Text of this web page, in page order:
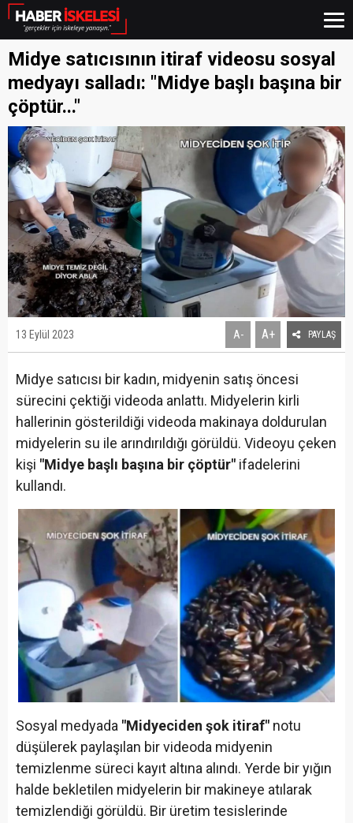
Midye satıcısının itiraf videosu sosyal
medyayı salladı: "Midye başlı başına bir
çöptür..."
13 Eylül 2023 A- A+ PAYLAŞ
Midye satıcısı bir kadın, midyenin satış öncesi
sürecini çektiği videoda anlattı. Midyelerin kirli
hallerinin gösterildiği videoda makinaya doldurulan
midyelerin su ile arındırıldığı görüldü. Videoyu çeken
kişi "Midye başlı başına bir çöptür" ifadelerini
kullandı.
Sosyal medyada "Midyeciden şok itiraf" notu
düşülerek paylaşılan bir videoda midyenin
temizlenme süreci kayıt altına alındı. Yerde bir yığın
halde bekletilen midyelerin bir makineye atılarak
temizlendiği görüldü. Bir üretim tesislerinde